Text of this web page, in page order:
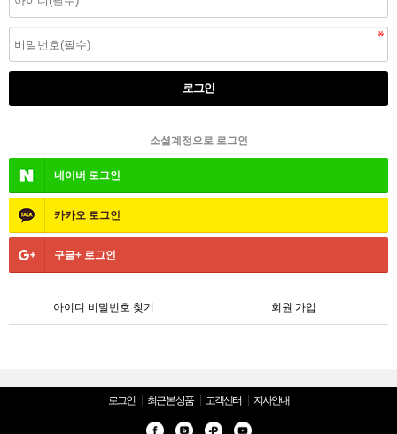
소셜계정으로 로그인
네이버 로그인
카카오 로그인
구글+ 로그인
아이디 비밀번호 찾기 회원 가입
로그인 최근 본 상품 고객센터 지사안내